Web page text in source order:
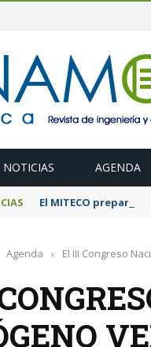
NOTICIAS AGENDA
El MITECO prepara
Agenda › El III Congreso